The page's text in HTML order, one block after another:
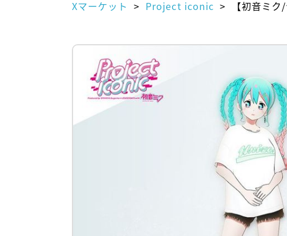
Xマーケット Project iconic 【初音ミ